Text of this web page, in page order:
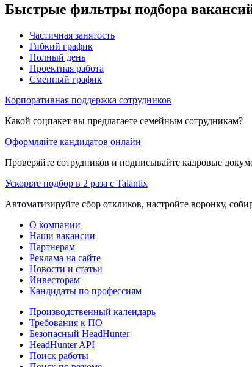
Быстрые фильтры подбора
Частичная занятость
Гибкий график
Полный день
Проектная работа
Сменный график
Корпоративная поддержка сотрудников
Какой соцпакет вы предлагаете семейным сотрудникам?
Оформляйте кандидатов онлайн
Проверяйте сотрудников и подписывайте кадровые
Ускорьте подбор в 2 раза с Talantix
Автоматизируйте сбор откликов, настройте воронку,
О компании
Наши вакансии
Партнерам
Реклама на сайте
Новости и статьи
Инвесторам
Кандидаты по профессиям
Производственный календарь
Требования к ПО
Безопасный HeadHunter
HeadHunter API
Поиск работы